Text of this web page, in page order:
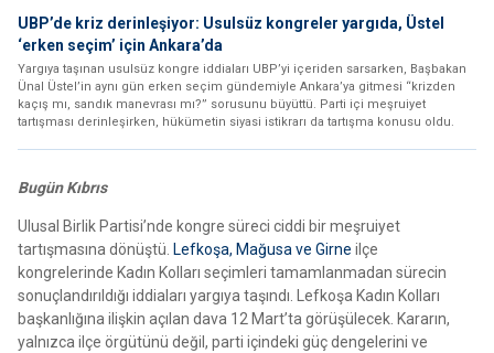
UBP’de kriz derinleşiyor: Usulsüz kongreler yargıda, Üstel
‘erken seçim’ için Ankara’da
Yargıya taşınan usulsüz kongre iddiaları UBP’yi içeriden sarsarken, Başbakan
Ünal Üstel’in aynı gün erken seçim gündemiyle Ankara’ya gitmesi “krizden
kaçış mı, sandık manevrası mı?” sorusunu büyüttü. Parti içi meşruiyet
tartışması derinleşirken, hükümetin siyasi istikrarı da tartışma konusu oldu.
Bugün Kıbrıs
Ulusal Birlik Partisi’nde kongre süreci ciddi bir meşruiyet
tartışmasına dönüştü. Lefkoşa, Mağusa ve Girne ilçe
kongrelerinde Kadın Kolları seçimleri tamamlanmadan sürecin
sonuçlandırıldığı iddiaları yargıya taşındı. Lefkoşa Kadın Kolları
başkanlığına ilişkin açılan dava 12 Mart’ta görüşülecek. Kararın,
yalnızca ilçe örgütünü değil, parti içindeki güç dengelerini ve